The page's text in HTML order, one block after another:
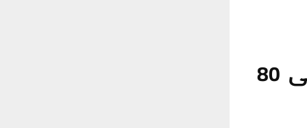
نفط ذي قار ترفع إنتاج حقل الناصرية إلى 80